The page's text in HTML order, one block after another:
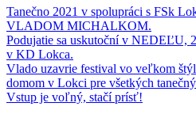
Tanečno 2021 v spolupráci s FSk
VLADOM MICHALKOM.
Podujatie sa uskutoční v NEDEĽU,
v KD Lokca.
Vlado uzavrie festival vo veľkom
domom v Lokci pre všetkých
Vstup je voľný, stačí prísť!